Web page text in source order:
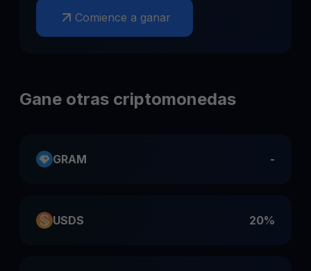
Comience a ganar
Gane otras criptomonedas
GRAM -
USDS 20%